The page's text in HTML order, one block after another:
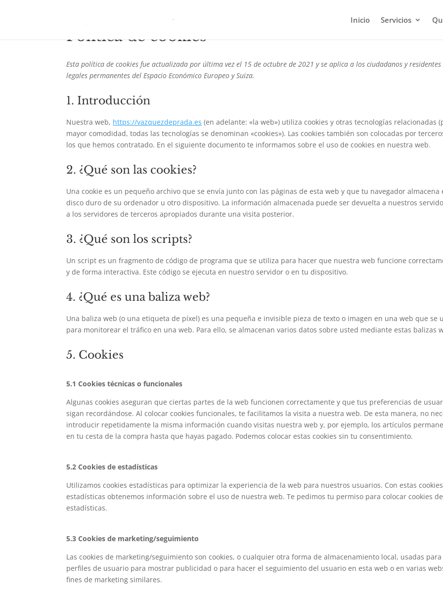
Inicio Servicios
Política de cookies
Esta política de cookies fue actualizada por última vez el 15 de octubre de 2021 y se aplica a los ciudadanos y residentes
legales permanentes del Espacio Económico Europeo y Suiza.
1. Introducción
Nuestra web, https://vazquezdeprada.es (en adelante: «la web») utiliza cookies y otras tecnologías relacionadas
mayor comodidad, todas las tecnologías se denominan «cookies»). Las cookies también son colocadas por
los que hemos contratado. En el siguiente documento te informamos sobre el uso de cookies en nuestra web.
2. ¿Qué son las cookies?
Una cookie es un pequeño archivo que se envía junto con las páginas de esta web y que tu navegador almacena
disco duro de su ordenador u otro dispositivo. La información almacenada puede ser devuelta a nuestros
a los servidores de terceros apropiados durante una visita posterior.
3. ¿Qué son los scripts?
Un script es un fragmento de código de programa que se utiliza para hacer que nuestra web funcione
y de forma interactiva. Este código se ejecuta en nuestro servidor o en tu dispositivo.
4. ¿Qué es una baliza web?
Una baliza web (o una etiqueta de píxel) es una pequeña e invisible pieza de texto o imagen en una web que se
para monitorear el tráfico en una web. Para ello, se almacenan varios datos sobre usted mediante estas balizas
5. Cookies
5.1 Cookies técnicas o funcionales
Algunas cookies aseguran que ciertas partes de la web funcionen correctamente y que tus preferencias de
sigan recordándose. Al colocar cookies funcionales, te facilitamos la visita a nuestra web. De esta manera, no
introducir repetidamente la misma información cuando visitas nuestra web y, por ejemplo, los artículos
en tu cesta de la compra hasta que hayas pagado. Podemos colocar estas cookies sin tu consentimiento.
5.2 Cookies de estadísticas
Utilizamos cookies estadísticas para optimizar la experiencia de la web para nuestros usuarios. Con estas cookies
estadísticas obtenemos información sobre el uso de nuestra web. Te pedimos tu permiso para colocar cookies de
estadísticas.
5.3 Cookies de marketing/seguimiento
Las cookies de marketing/seguimiento son cookies, o cualquier otra forma de almacenamiento local, usadas
perfiles de usuario para mostrar publicidad o para hacer el seguimiento del usuario en esta web o en varias
fines de marketing similares.